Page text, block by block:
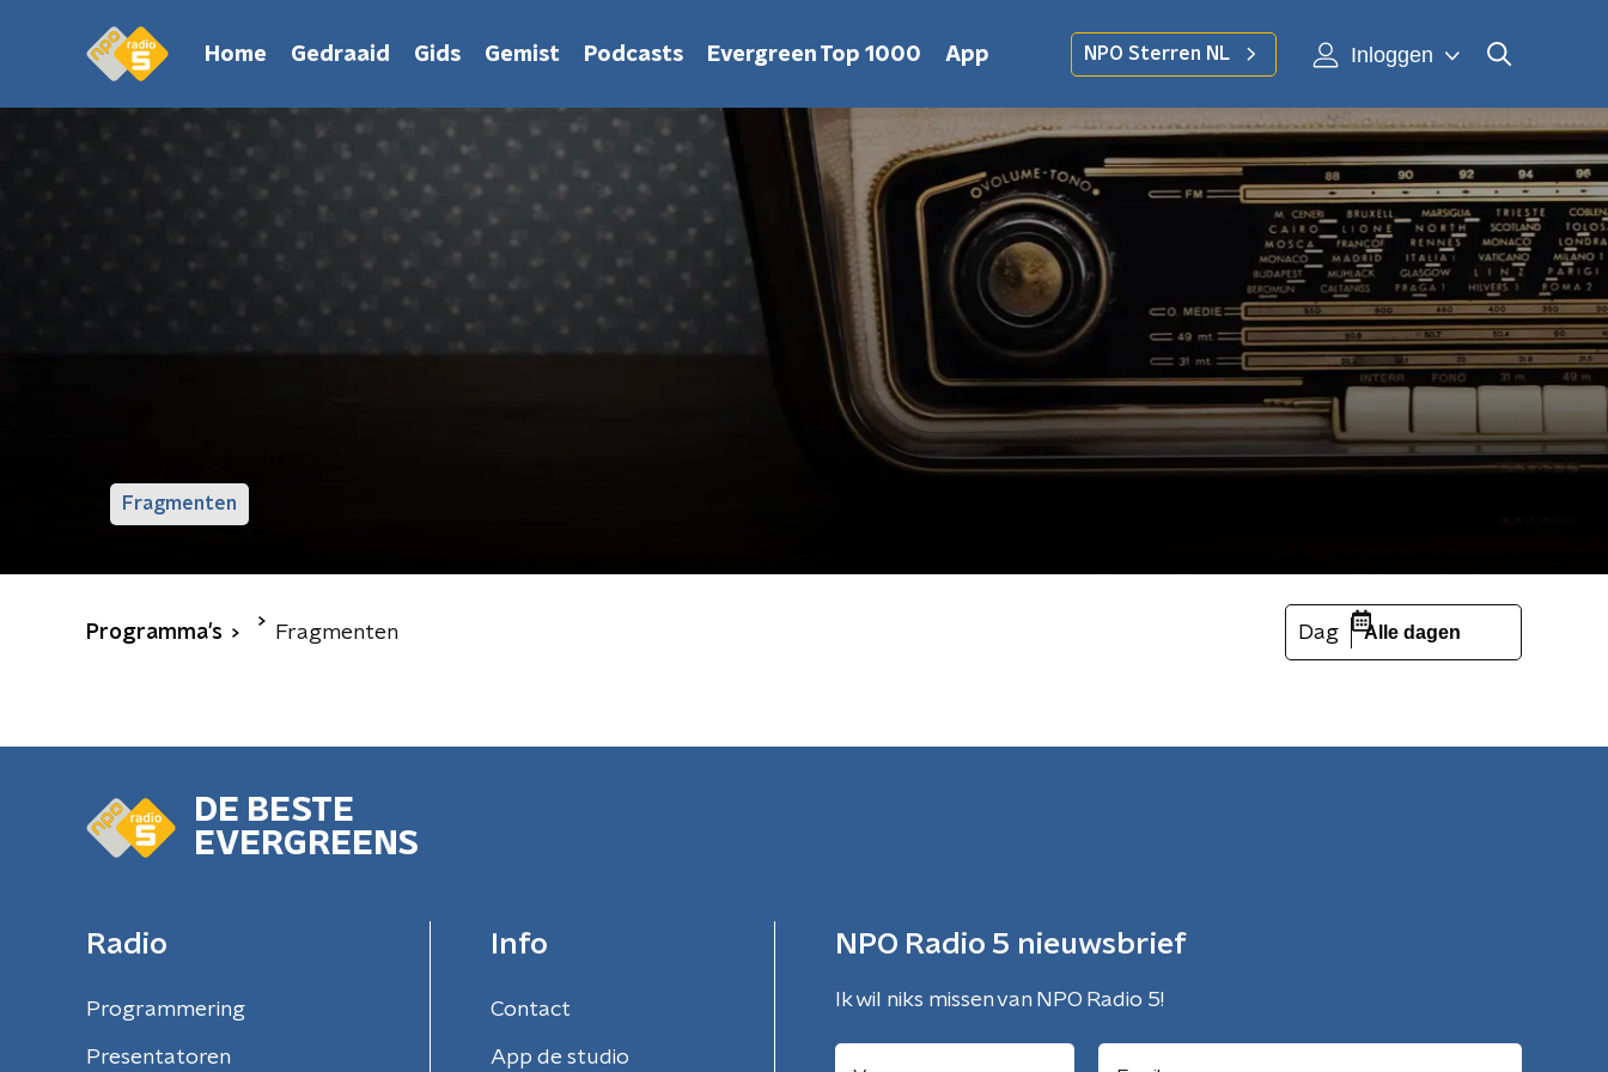
Home Gedraaid Gids Gemist Podcasts Evergreen Top 1000 App NPO Sterren NL Inloggen
Fragmenten
Programma's Fragmenten Dag Alle dagen
DE BESTE
EVERGREENS
Radio
Programmering
Presentatoren
Info
Contact
App de studio
NPO Radio 5 nieuwsbrief
Ik wil niks missen van NPO Radio 5!